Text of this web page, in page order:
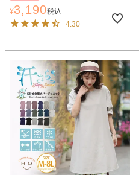
¥3,190税込
4.30